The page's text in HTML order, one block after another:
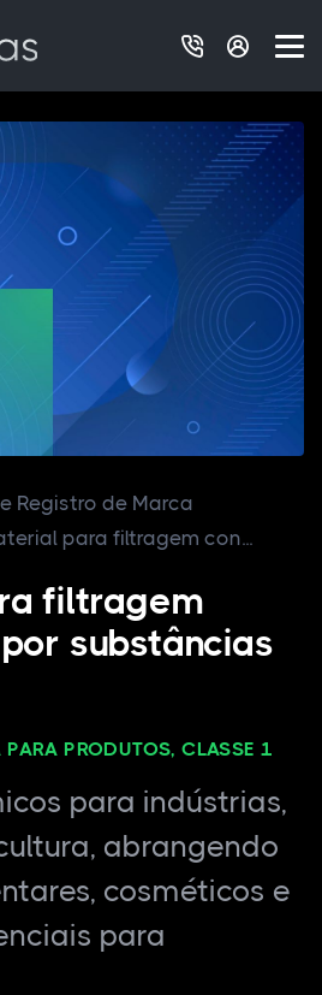
Registro de Marca
para filtragem con...
filtragem
substâncias
PARA PRODUTOS, CLASSE 1
para indústrias,
abrangendo
cosméticos e
para